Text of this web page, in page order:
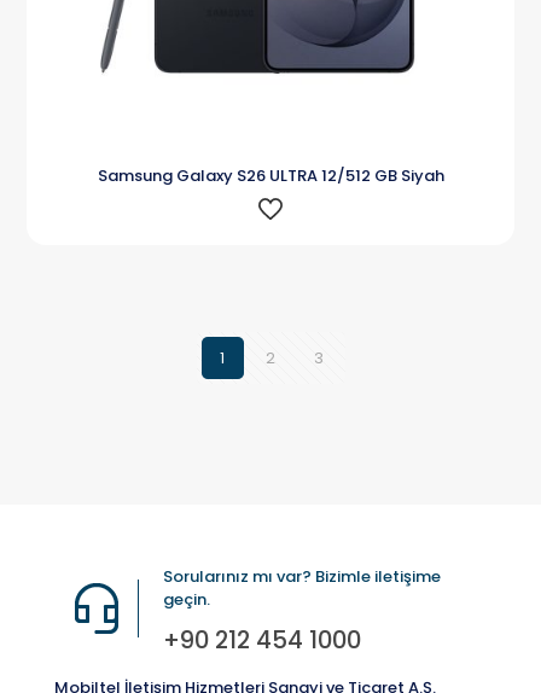
Samsung Galaxy S26 ULTRA 12/512 GB Siyah
1 2 3
Sorularınız mı var? Bizimle iletişime
geçin.
+90 212 454 1000
Mobiltel İletişim Hizmetleri Sanayi ve Ticaret A.Ş.